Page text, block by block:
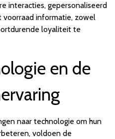
interacties, gepersonaliseerd
informatie, zowel
loyaliteit te
en de
naar technologie om hun
voldoen de